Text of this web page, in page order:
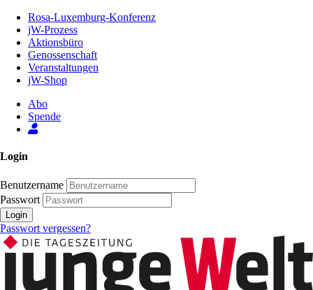
Inhalt
Seite
Rosa-Luxemburg-Konferenz
jW-Prozess
Aktionsbüro
Genossenschaft
Veranstaltungen
jW-Shop
Abo
Spende
Login
Benutzername
Passwort
Login
Passwort vergessen?